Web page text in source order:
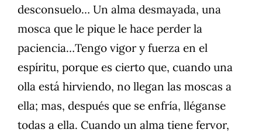
desconsuelo… Un alma desmayada, una
mosca que le pique le hace perder la
paciencia…Tengo vigor y fuerza en el
espíritu, porque es cierto que, cuando una
olla está hirviendo, no llegan las moscas a
ella; mas, después que se enfría, lléganse
todas a ella. Cuando un alma tiene fervor,